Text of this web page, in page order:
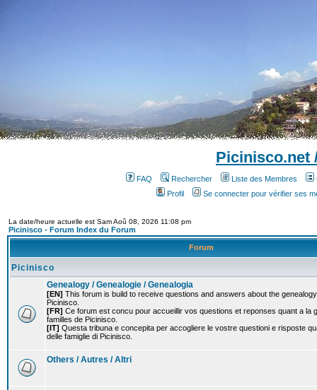
Picinisco.net
FAQ Rechercher Liste des Membres
Profil
Se connecter pour vérifier ses
La date/heure actuelle est Sam Aoû 08, 2026 11:08 pm
Picinisco - Forum Index du Forum
Forum
Picinisco
Genealogy / Genealogie / Genealogia
[EN] This forum is build to receive questions and answers about the
Picinisco.
[FR] Ce forum est concu pour accueillir vos questions et reponses quant a la
familles de Picinisco.
[IT] Questa tribuna e concepita per accogliere le vostre questioni e risposte
delle famiglie di Picinisco.
Others / Autres / Altri